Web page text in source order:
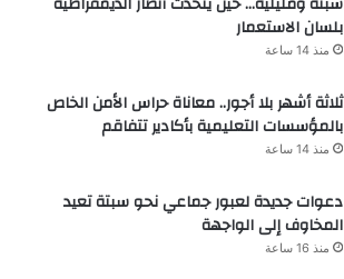
بلسان الاستعمار
منذ 14 ساعة
ثلاثة أشهر بلا أجور.. معاناة حراس الأمن الخاص
بالمؤسسات التعليمية بأكادير تتفاقم
منذ 14 ساعة
دعوات جديدة لعبور جماعي نحو سبتة تعيد
المخاوف إلى الواجهة
منذ 16 ساعة